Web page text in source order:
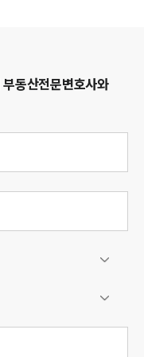
부동산전문변호사와